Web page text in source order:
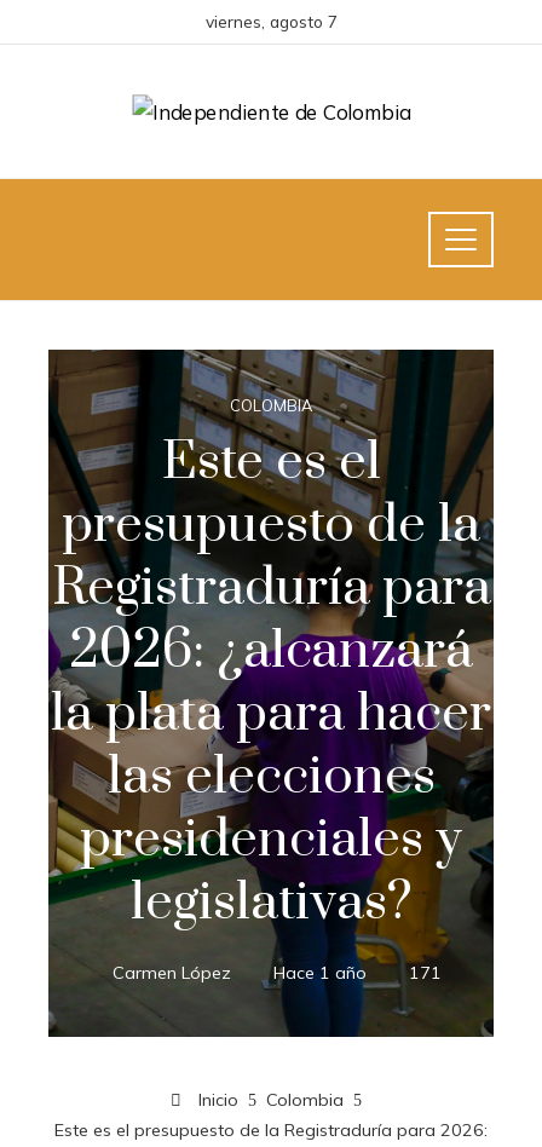
viernes, agosto 7
COLOMBIA
Este es el
presupuesto de la
Registraduría para
2026: ¿alcanzará
la plata para hacer
las elecciones
presidenciales y
legislativas?
Carmen López Hace 1 año 171
Inicio
Colombia
Este es el presupuesto de la Registraduría para 2026: